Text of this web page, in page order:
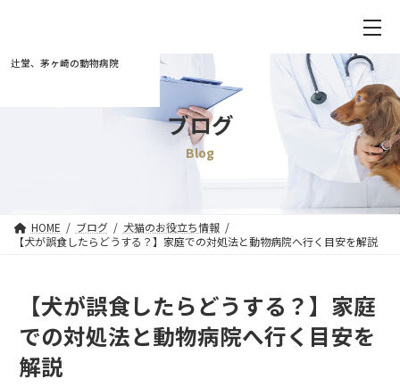
辻堂、茅ヶ崎の動物病院
ブログ
Blog
HOME ブログ
犬猫のお役立ち情報
【犬が誤食したらどうする？】家庭での対処法と動物病院へ行く目安を解説
【犬が誤食したらどうする？】家庭
での対処法と動物病院へ行く目安を
解説